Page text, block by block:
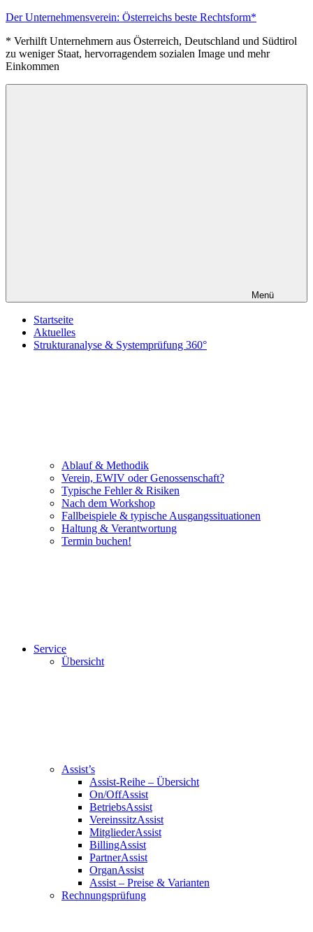
Zum
springen
Der Unternehmensverein: Österreichs beste Rechtsform*
* Verhilft Unternehmern aus Österreich, Deutschland und Südtirol
zu weniger Staat, hervorragendem sozialen Image und mehr
Einkommen
Menü
Startseite
Aktuelles
Strukturanalyse & Systemprüfung 360°
Ablauf & Methodik
Verein, EWIV oder Genossenschaft?
Typische Fehler & Risiken
Nach dem Workshop
Fallbeispiele & typische Ausgangssituationen
Haltung & Verantwortung
Termin buchen!
Service
Übersicht
Assist’s
Assist-Reihe – Übersicht
On/OffAssist
BetriebsAssist
VereinssitzAssist
MitgliederAssist
BillingAssist
PartnerAssist
OrganAssist
Assist – Preise & Varianten
Rechnungsprüfung